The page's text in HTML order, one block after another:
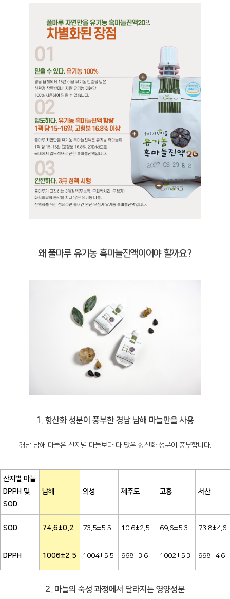
왜 풀마루 유기농 흑마늘진액이어야 할까요?
1. 항산화 성분이 풍부한 경남 남해 마늘만을 사용
경남 남해 마늘은 산지별 마늘보다 다 많은 항산화 성분이 풍부합니다.
산지별 마늘
DPPH 및
SOD
남해 의성 제주도 고흥 서산
SOD 74.6±0.2 73.5±5.5 10.6±2.5 69.6±5.3 73.8±4.6
DPPH 1006±2.5 1004±5.5 968±3.6 1002±5.3 998±4.6
2. 마늘의 숙성 과정에서 달라지는 영양성분